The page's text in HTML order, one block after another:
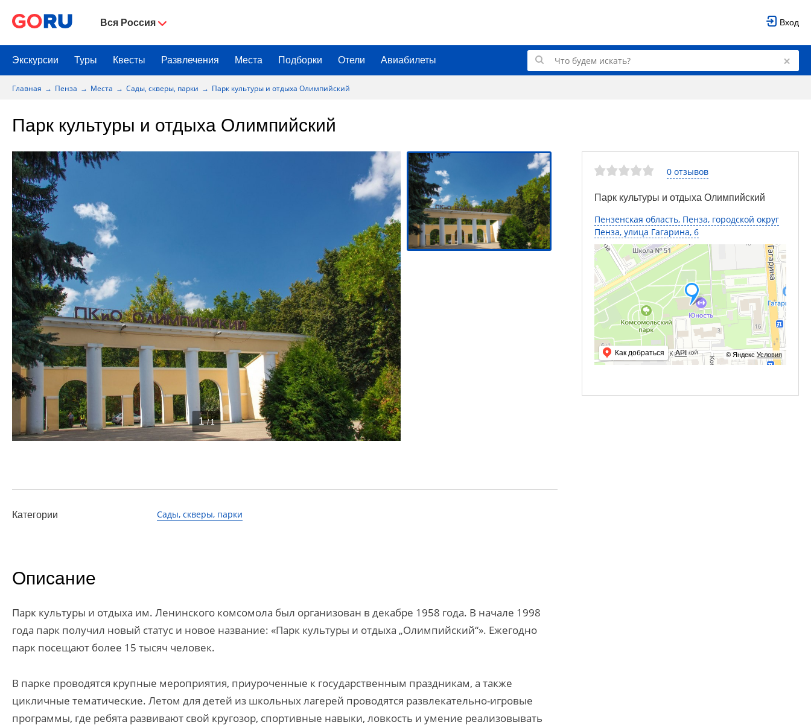
Вся Россия Вход
Экскурсии Туры Квесты Развлечения Места Подборки Отели Авиабилеты
Главная Пенза Места Сады, скверы, парки Парк культуры и отдыха Олимпийский
0 отзывов
Парк культуры и отдыха Олимпийский
Пензенская область, Пенза, городской округ
Пенза, улица Гагарина, 6
© Яндекс Условия
Как добраться API
Парк культуры и отдыха Олимпийский
1 / 1
Категории Сады, скверы, парки
Описание
Парк культуры и отдыха им. Ленинского комсомола был организован в декабре 1958 года. В начале 1998
года парк получил новый статус и новое название: «Парк культуры и отдыха „Олимпийский“». Ежегодно
парк посещают более 15 тысяч человек.
В парке проводятся крупные мероприятия, приуроченные к государственным праздникам, а также
цикличные тематические. Летом для детей из школьных лагерей проводятся развлекательно-игровые
программы, где ребята развивают свой кругозор, спортивные навыки, ловкость и умение реализовывать